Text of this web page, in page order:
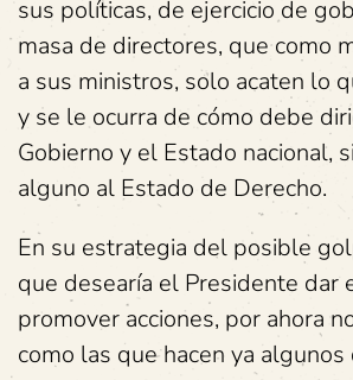
sus políticas, de ejercicio de
masa de directores, que como
a sus ministros, solo acaten lo
y se le ocurra de cómo debe
Gobierno y el Estado nacional,
alguno al Estado de Derecho.
En su estrategia del posible
que desearía el Presidente dar
promover acciones, por ahora
como las que hacen ya algunos